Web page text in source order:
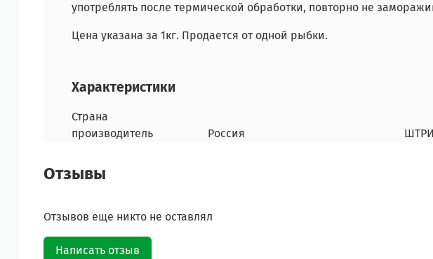
употреблять после термической обработки, повторно не
Цена указана за 1кг. Продается от одной рыбки.
Характеристики
Страна
производитель
Россия
Отзывы
Отзывов еще никто не оставлял
Написать отзыв